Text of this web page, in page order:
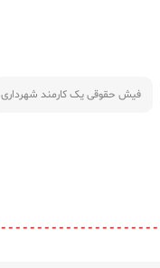
فیش حقوقی یک کارمند شهرداری